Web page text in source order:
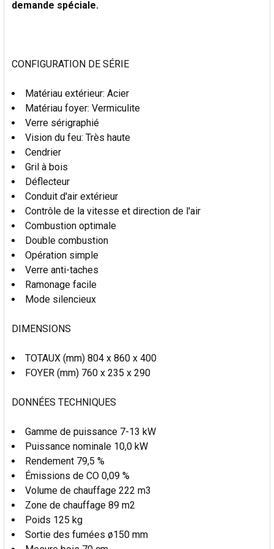
AU PANIER
demande spéciale.
CONFIGURATION DE SÉRIE
Matériau extérieur: Acier
Matériau foyer: Vermiculite
Verre sérigraphié
Vision du feu: Très haute
Cendrier
Gril à bois
Déflecteur
Conduit d'air extérieur
Contrôle de la vitesse et direction de l'air
Combustion optimale
Double combustion
Opération simple
Verre anti-taches
Ramonage facile
Mode silencieux
DIMENSIONS
TOTAUX (mm) 804 x 860 x 400
FOYER (mm) 760 x 235 x 290
DONNÉES TECHNIQUES
Gamme de puissance 7-13 kW
Puissance nominale 10,0 kW
Rendement 79,5 %
Émissions de CO 0,09 %
Volume de chauffage 222 m3
Zone de chauffage 89 m2
Poids 125 kg
Sortie des fumées ø150 mm